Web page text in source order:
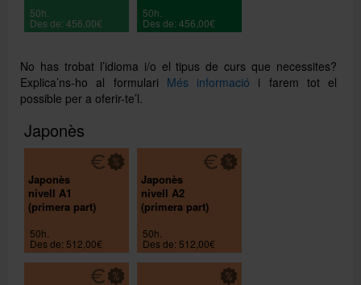
50h.
Des de: 456,00€
50h.
Des de: 456,00€
No has trobat l’idioma i/o el tipus de curs que necessites?
Explica’ns-ho al formulari Més informació i farem tot el
possible per a oferir-te’l.
Japonès
Japonès
nivell A1
(primera part)
50h.
Des de: 512,00€
Japonès
nivell A2
(primera part)
50h.
Des de: 512,00€